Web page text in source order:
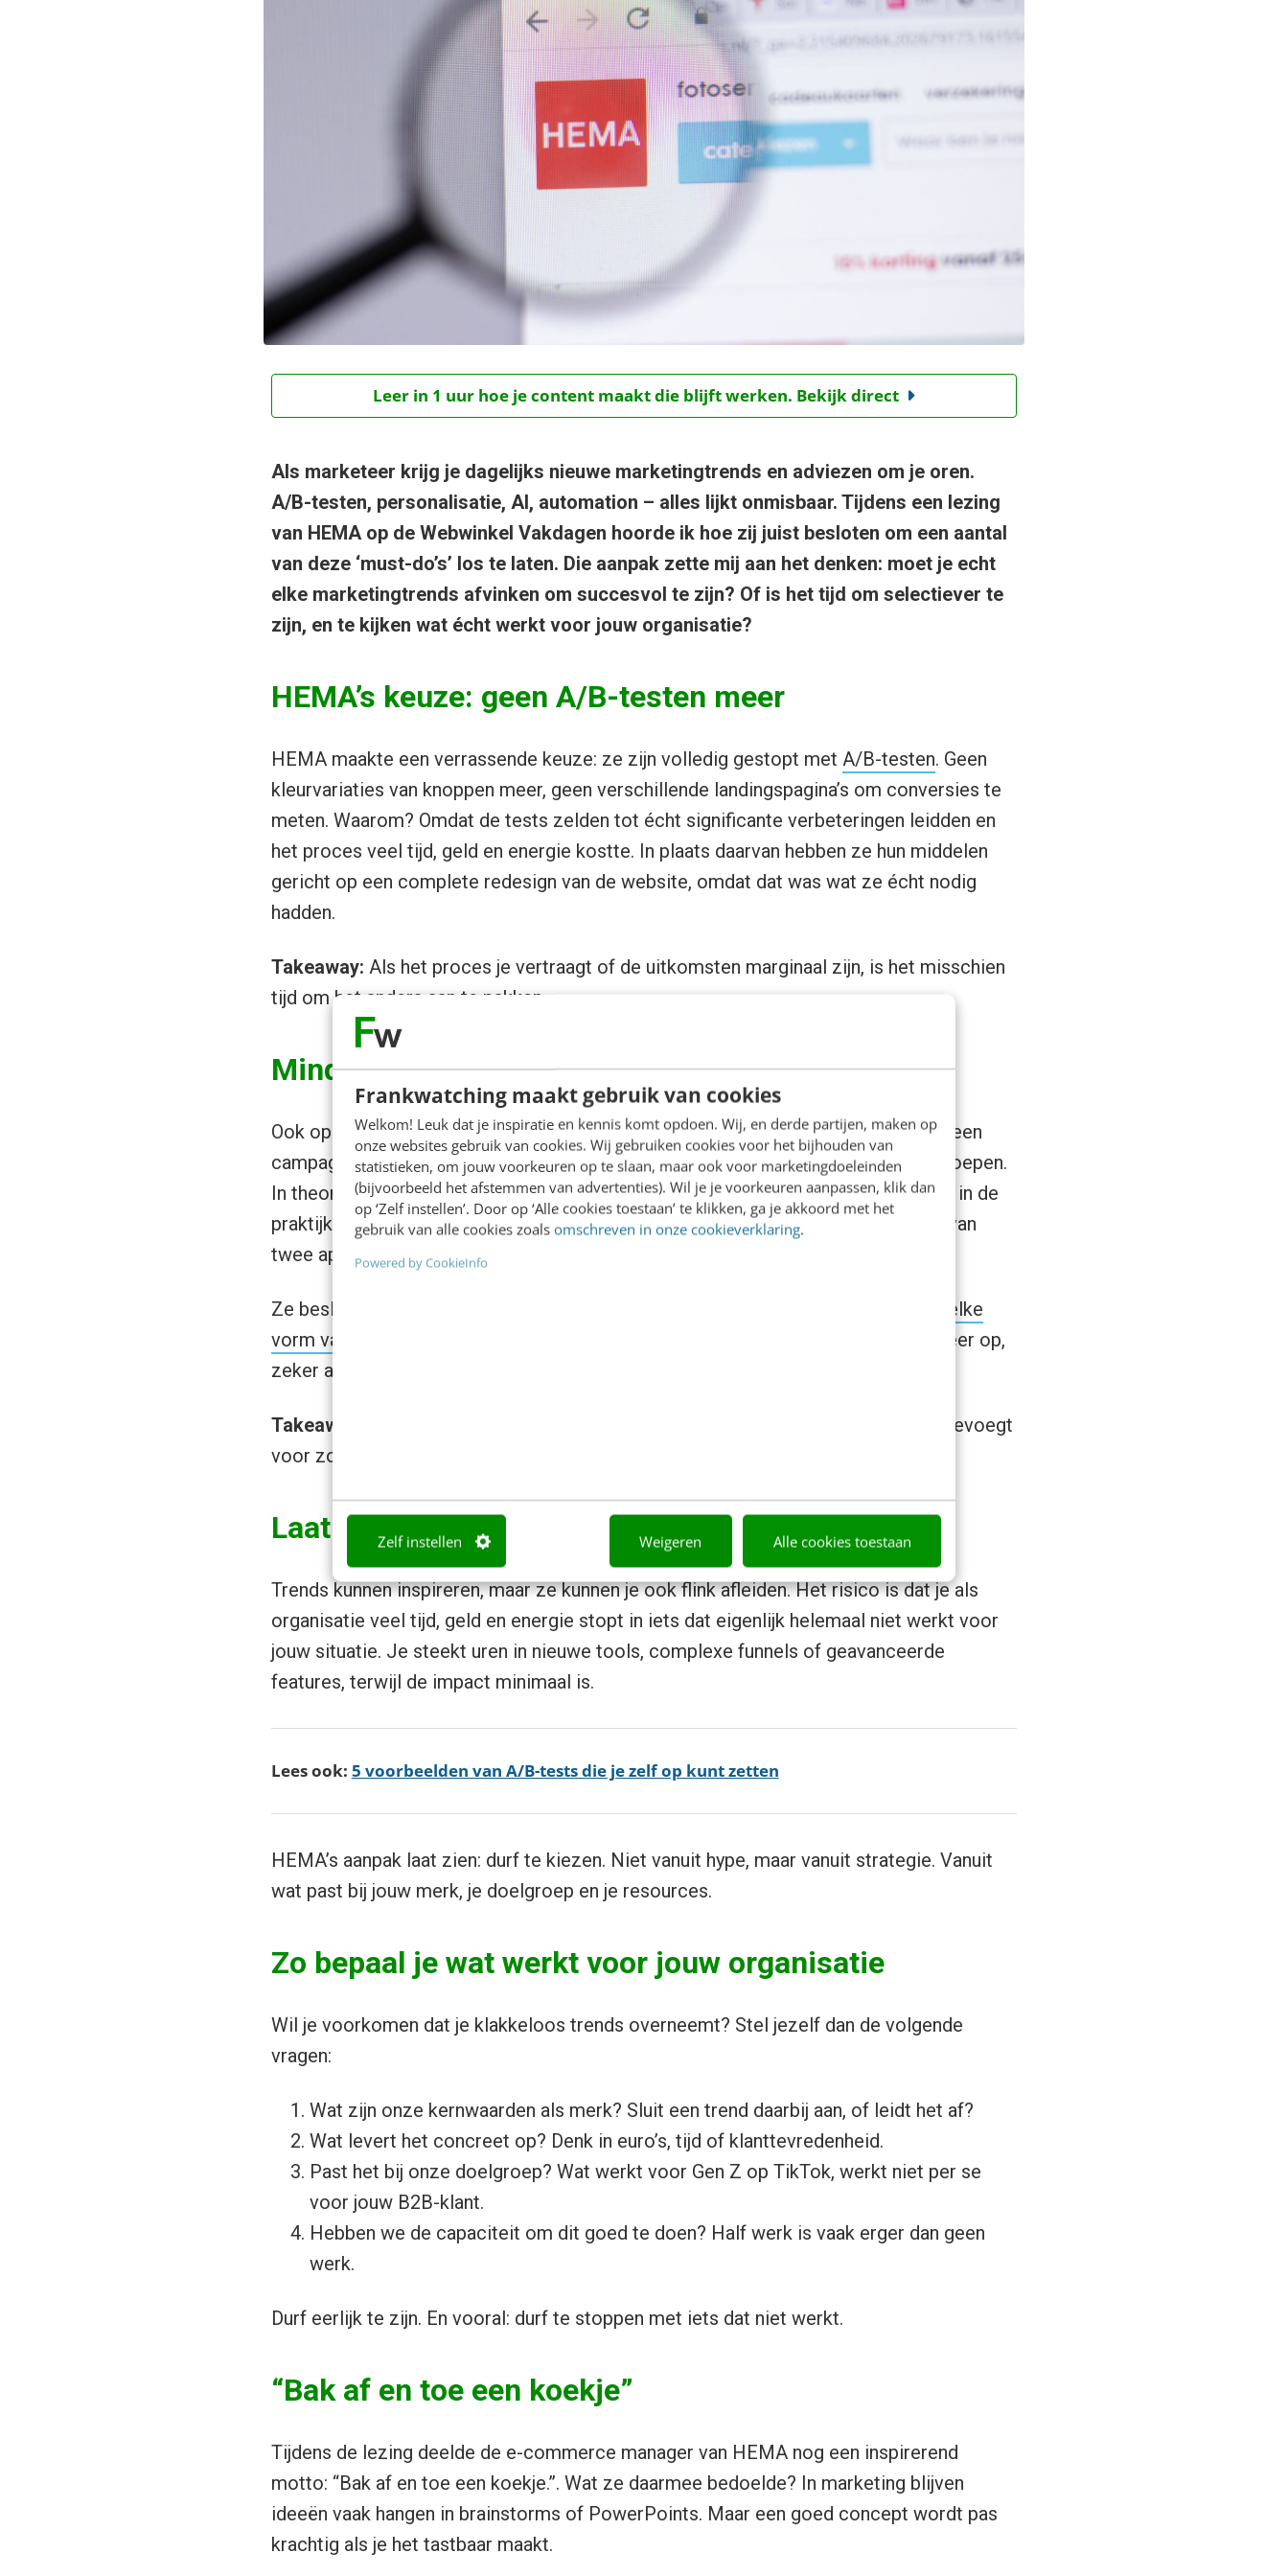
Frankwatching maakt gebruik van cookies
Welkom! Leuk dat je inspiratie en kennis komt opdoen. Wij, en derde partijen, maken op
onze websites gebruik van cookies. Wij gebruiken cookies voor het bijhouden van
statistieken, om jouw voorkeuren op te slaan, maar ook voor marketingdoeleinden
(bijvoorbeeld het afstemmen van advertenties). Wil je je voorkeuren aanpassen, klik dan
op ‘Zelf instellen’. Door op ‘Alle cookies toestaan’ te klikken, ga je akkoord met het
gebruik van alle cookies zoals omschreven in onze cookieverklaring.
Powered by CookieInfo
Zelf instellen Weigeren Alle cookies toestaan
Leer in 1 uur hoe je content maakt die blijft werken. Bekijk direct
Als marketeer krijg je dagelijks nieuwe marketingtrends en adviezen om je oren.
A/B-testen, personalisatie, AI, automation – alles lijkt onmisbaar. Tijdens een lezing
van HEMA op de Webwinkel Vakdagen hoorde ik hoe zij juist besloten om een aantal
van deze ‘must-do’s’ los te laten. Die aanpak zette mij aan het denken: moet je echt
elke marketingtrends afvinken om succesvol te zijn? Of is het tijd om selectiever te
zijn, en te kijken wat écht werkt voor jouw organisatie?
HEMA’s keuze: geen A/B-testen meer
HEMA maakte een verrassende keuze: ze zijn volledig gestopt met A/B-testen. Geen
kleurvariaties van knoppen meer, geen verschillende landingspagina’s om conversies te
meten. Waarom? Omdat de tests zelden tot écht significante verbeteringen leidden en
het proces veel tijd, geld en energie kostte. In plaats daarvan hebben ze hun middelen
gericht op een complete redesign van de website, omdat dat was wat ze écht nodig
hadden.
Takeaway: Als het proces je vertraagt of de uitkomsten marginaal zijn, is het misschien
tijd om het anders aan te pakken.
Minder personalisatie, meer focus op wat werkt
Ook op het gebied van personalisatie maakte HEMA een bewuste keuze. Tijdens een
campagne maakten ze twee landingspagina’s, afgestemd op verschillende doelgroepen.
In theorie een slimme zet: de boodschap beter afstemmen op de gebruiker. Maar in de
praktijk bleek het weinig op te leveren, terwijl het onderhouden en optimaliseren van
twee aparte pagina’s veel tijd kostte.
Ze besloten de pagina’s samen te voegen tot één pagina. Het leermoment?
Niet elke
vorm van personalisatie
is automatisch een verbetering. Soms levert eenvoud meer op,
zeker als je daarmee intern tijd en focus vrijspeelt.
Takeaway:
Personalisatie is geen doel op zich. Het werkt pas écht als het iets toevoegt
voor zowel de gebruiker als jouw organisatie.
Laat je niet gek maken door trends
Trends kunnen inspireren, maar ze kunnen je ook flink afleiden. Het risico is dat je als
organisatie veel tijd, geld en energie stopt in iets dat eigenlijk helemaal niet werkt voor
jouw situatie. Je steekt uren in nieuwe tools, complexe funnels of geavanceerde
features, terwijl de impact minimaal is.
Lees ook: 5 voorbeelden van A/B-tests die je zelf op kunt zetten
HEMA’s aanpak laat zien: durf te kiezen. Niet vanuit hype, maar vanuit strategie. Vanuit
wat past bij jouw merk, je doelgroep en je resources.
Zo bepaal je wat werkt voor jouw organisatie
Wil je voorkomen dat je klakkeloos trends overneemt? Stel jezelf dan de volgende
vragen:
Wat zijn onze kernwaarden als merk? Sluit een trend daarbij aan, of leidt het af?
Wat levert het concreet op? Denk in euro’s, tijd of klanttevredenheid.
Past het bij onze doelgroep? Wat werkt voor Gen Z op TikTok, werkt niet per se
voor jouw B2B-klant.
Hebben we de capaciteit om dit goed te doen? Half werk is vaak erger dan geen
werk.
Durf eerlijk te zijn. En vooral: durf te stoppen met iets dat niet werkt.
“Bak af en toe een koekje”
Tijdens de lezing deelde de e-commerce manager van HEMA nog een inspirerend
motto: “Bak af en toe een koekje.”. Wat ze daarmee bedoelde? In marketing blijven
ideeën vaak hangen in brainstorms of PowerPoints. Maar een goed concept wordt pas
krachtig als je het tastbaar maakt.